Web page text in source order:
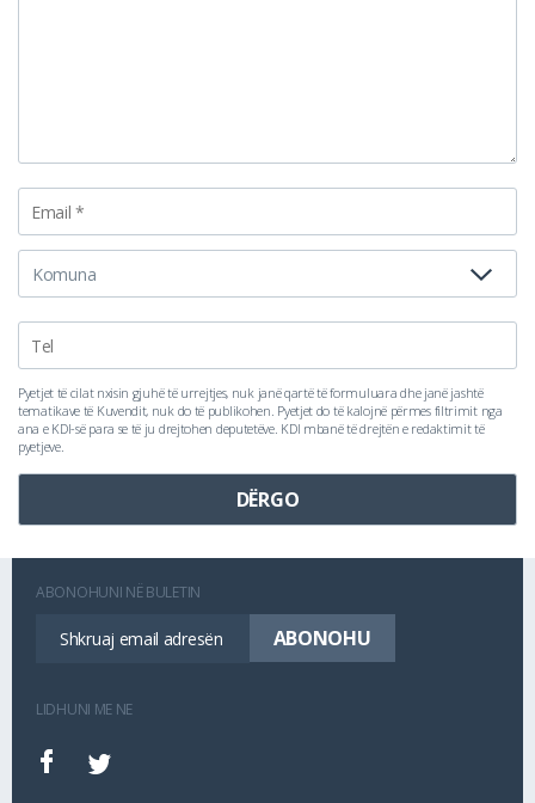
Pyetjet të cilat nxisin gjuhë të urrejtjes, nuk janë qartë të formuluara dhe janë jashtë
tematikave të Kuvendit, nuk do të publikohen. Pyetjet do të kalojnë përmes filtrimit nga
ana e KDI-së para se të ju drejtohen deputetëve. KDI mbanë të drejtën e redaktimit të
pyetjeve.
ABONOHUNI NË BULETIN
LIDHUNI ME NE